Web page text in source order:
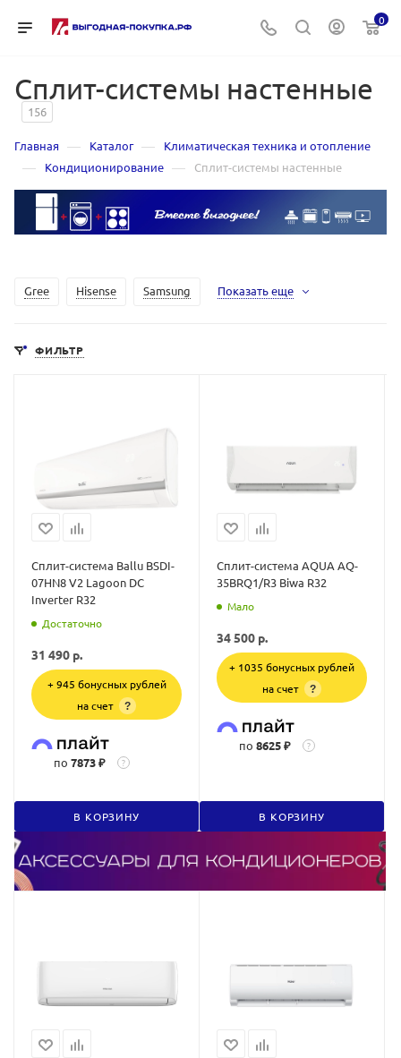
0
Сплит-системы настенные
156
Главная — Каталог — Климатическая техника и отопление
— Кондиционирование — Сплит-системы настенные
Gree Hisense Samsung Показать еще
ФИЛЬТР
Сплит-система Ballu BSDI-
07HN8 V2 Lagoon DC
Inverter R32
Достаточно
31 490 р.
+ 945 бонусных рублей
на счет
?
по 7873 ₽ ?
В КОРЗИНУ
Сплит-система AQUA AQ-
35BRQ1/R3 Biwa R32
Мало
34 500 р.
+ 1035 бонусных рублей
на счет
?
по 8625 ₽ ?
В КОРЗИНУ